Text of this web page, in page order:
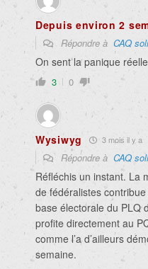
Depuis environ 2
Répondre à CAQ
On sent la panique
3 0
Wysiwyg 3 mois il y a
Répondre à CAQ
Réfléchis un instant. La
de fédéralistes
base électorale du PLQ
profite directement au
comme l’a d’ailleurs
semaine.